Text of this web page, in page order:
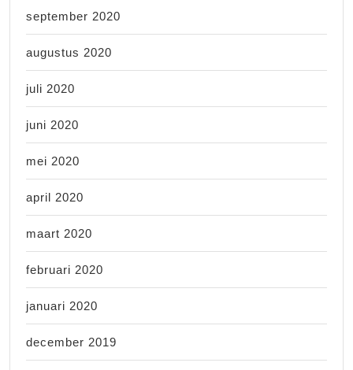
september 2020
augustus 2020
juli 2020
juni 2020
mei 2020
april 2020
maart 2020
februari 2020
januari 2020
december 2019